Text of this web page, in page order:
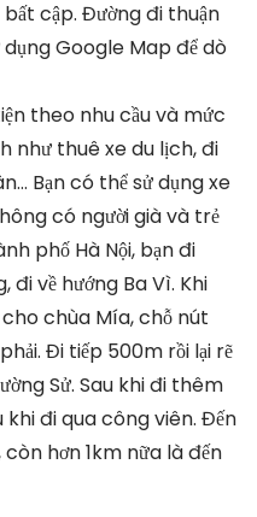
cập. Đường đi thuận
Google Map để dò
theo nhu cầu và mức
như thuê xe du lịch, đi
Bạn có thể sử dụng xe
có người già và trẻ
phố Hà Nội, bạn đi
đi về hướng Ba Vì. Khi
chùa Mía, chỗ nút
Đi tiếp 500m rồi lại rẽ
Sử. Sau khi đi thêm
khi đi qua công viên. Đến
hơn 1km nữa là đến